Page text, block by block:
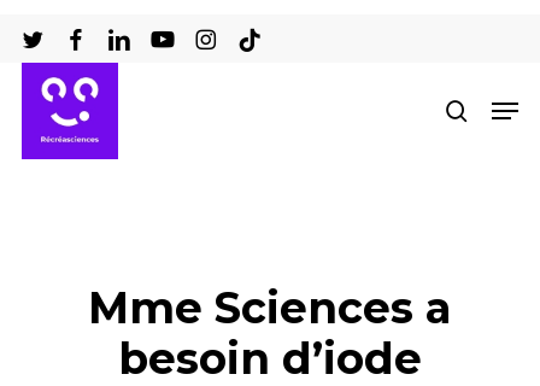
au
contenu
principal
Mme Sciences a
besoin d’iode
le